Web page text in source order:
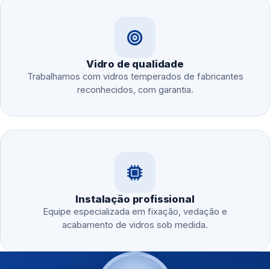
Vidro de qualidade
Trabalhamos com vidros temperados de fabricantes
reconhecidos, com garantia.
Instalação profissional
Equipe especializada em fixação, vedação e
acabamento de vidros sob medida.